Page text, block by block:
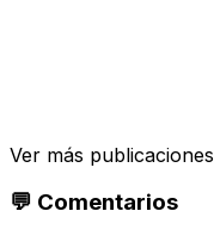
Ver más publicaciones
💬 Comentarios